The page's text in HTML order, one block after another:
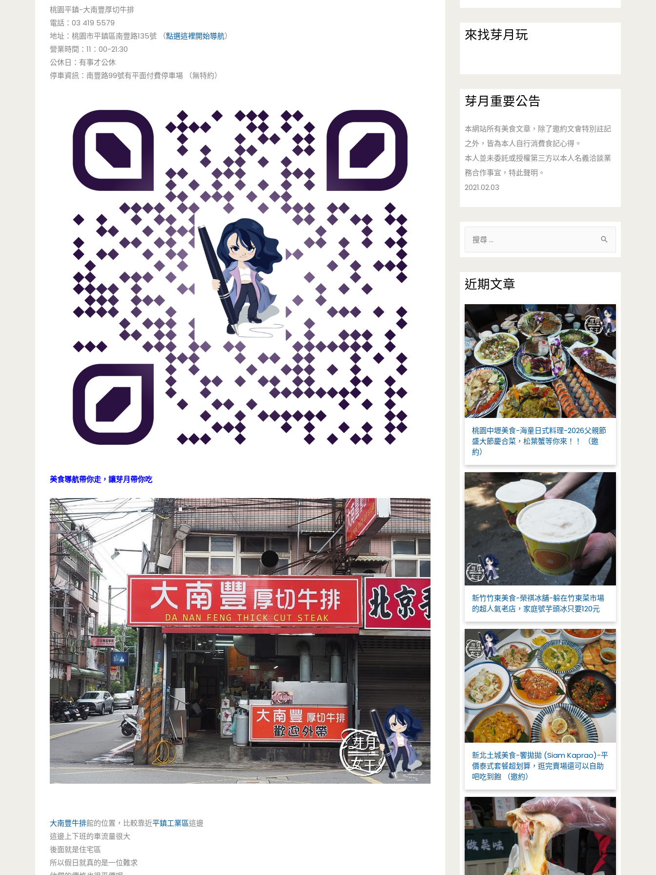
桃園平鎮-大南豐厚切牛排
電話：03 419 5579
地址：桃園市平鎮區南豐路135號 （點選這裡開始導航）
營業時間：11：00-21:30
公休日：有事才公休
停車資訊：南豐路99號有平面付費停車場 （無特約）
美食導航帶你走，讓芽月帶你吃
大南豐牛排館的位置，比較靠近平鎮工業區這邊
這邊上下班的車流量很大
後面就是住宅區
所以假日就真的是一位難求
來找芽月玩
芽月重要公告
本網站所有美食文章，除了邀約文會特別註記
之外，皆為本人自行消費食記心得。
本人並未委託或授權第三方以本人名義洽談業
務合作事宜，特此聲明。
2021.02.03
鍵
字
:
近期文章
桃園中壢美食-海童日式料理-2026父親節
盛大節慶合菜，松葉蟹等你來！！ （邀
約）
新竹竹東美食-榮祺冰舖-躲在竹東菜市場
的超人氣老店，家庭號芋頭冰只要120元
新北土城美食-饗拋拋 (Siam Kaprao)-平
價泰式套餐超划算，逛完賣場還可以自助
吧吃到飽 （邀約）